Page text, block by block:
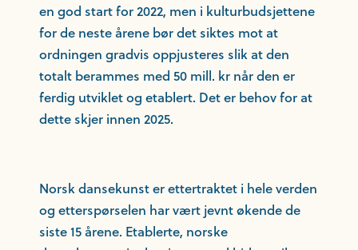
en god start for 2022, men i kulturbudsjettene
for de neste årene bør det siktes mot at
ordningen gradvis oppjusteres slik at den
totalt berammes med 50 mill. kr når den er
ferdig utviklet og etablert. Det er behov for at
dette skjer innen 2025.
Norsk dansekunst er ettertraktet i hele verden
og etterspørselen har vært jevnt økende de
siste 15 årene. Etablerte, norske